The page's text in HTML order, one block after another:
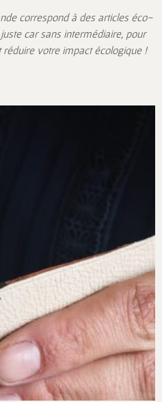
correspond à des articles éco-
car sans intermédiaire, pour
votre impact écologique !